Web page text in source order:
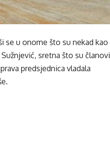
se u onome što su nekad kao
sretna što su članovi
predsjednica vladala